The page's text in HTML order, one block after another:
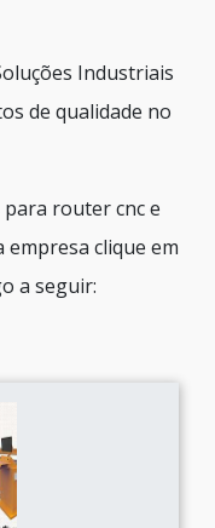
Industriais
de qualidade no
router cnc e
clique em
a seguir: